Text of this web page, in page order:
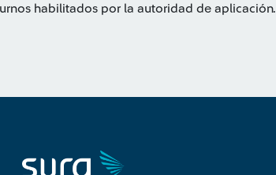
habilitados por la autoridad de aplicación.